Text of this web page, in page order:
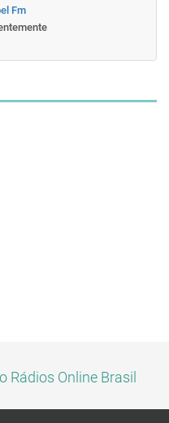
Fm
Rádios Online Brasil